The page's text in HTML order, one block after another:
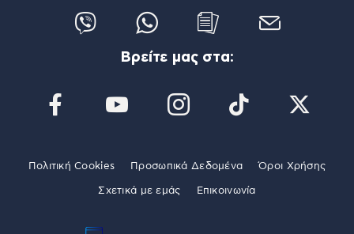
Βρείτε μας στα:
Πολιτική Cookies Προσωπικά Δεδομένα Όροι Χρήσης
Σχετικά με εμάς Επικοινωνία